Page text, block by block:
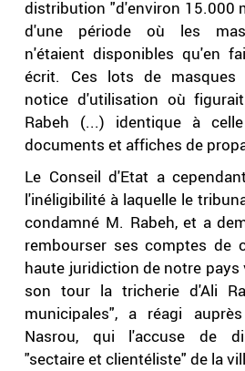
distribution "d'environ 15.000
d'une période où les
n'étaient disponibles qu'en
écrit. Ces lots de masques
notice d'utilisation où
Rabeh (...) identique à
documents et affiches de
Le Conseil d'Etat a
l'inéligibilité à laquelle le
condamné M. Rabeh, et a
rembourser ses comptes de
haute juridiction de notre
son tour la tricherie d'Ali
municipales", a réagi
Nasrou, qui l'accuse de
"sectaire et clientéliste" de la